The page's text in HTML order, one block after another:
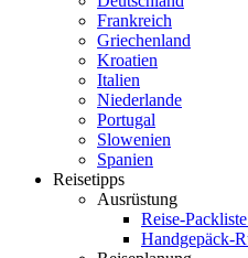
Frankreich
Griechenland
Kroatien
Italien
Niederlande
Portugal
Slowenien
Spanien
Reisetipps
Ausrüstung
Reise-
Handgepäck-